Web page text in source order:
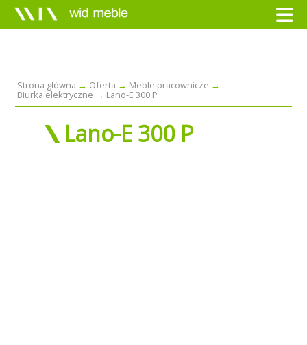
Strona główna Oferta Meble pracownicze
Biurka elektryczne Lano-E 300 P
Lano-E 300 P